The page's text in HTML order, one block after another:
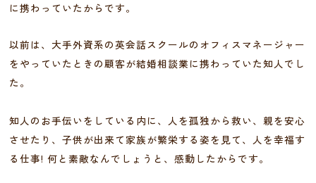
に携わっていたからです。
以前は、大手外資系の英会話スクールのオフィスマネージャー
をやっていたときの顧客が結婚相談業に携わっていた知人でし
た。
知人のお手伝いをしている内に、人を孤独から救い、親を安心
させたり、子供が出来て家族が繁栄する姿を見て、人を幸福す
る仕事! 何と素敵なんでしょうと、感動したからです。